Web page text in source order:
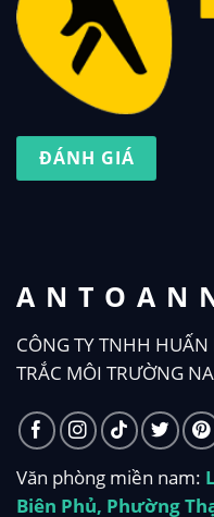
CÔNG TY TNHH
TRẮC MÔI TRƯỜNG
Văn phòng miền nam:
Biên Phủ, Phường
ĐÁNH GIÁ